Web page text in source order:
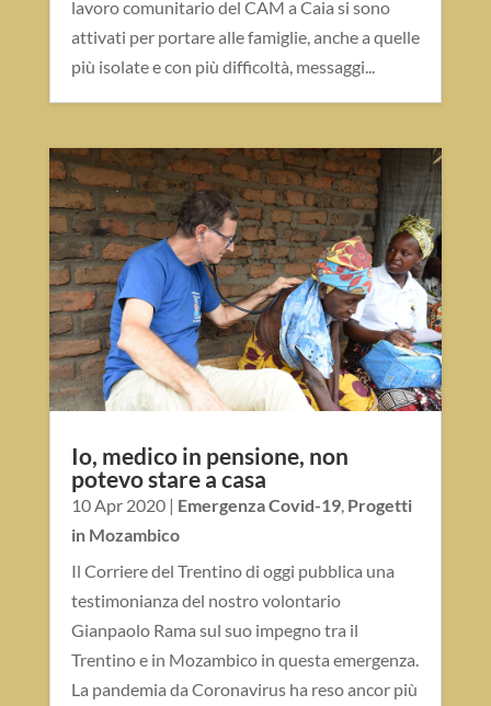
lavoro comunitario del CAM a Caia si sono
attivati per portare alle famiglie, anche a quelle
più isolate e con più difficoltà, messaggi...
Io, medico in pensione, non
potevo stare a casa
10 Apr 2020| Emergenza Covid-19, Progetti
in Mozambico
Il Corriere del Trentino di oggi pubblica una
testimonianza del nostro volontario
Gianpaolo Rama sul suo impegno tra il
Trentino e in Mozambico in questa emergenza.
La pandemia da Coronavirus ha reso ancor più